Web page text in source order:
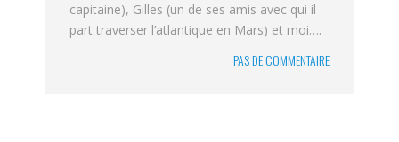
capitaine), Gilles (un de ses amis avec qui il
part traverser l’atlantique en Mars) et moi….
PAS DE COMMENTAIRE